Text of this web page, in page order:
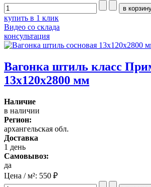
купить в 1 клик
Видео со склада
консультация
Вагонка штиль класс
13x120x2800 мм
Наличие
в наличии
Регион:
архангельская обл.
Доставка
1 день
Самовывоз:
да
Цена / м²: 550 ₽